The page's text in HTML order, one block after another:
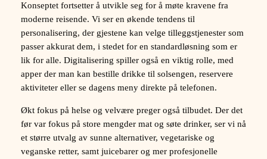
Konseptet fortsetter å utvikle seg for å møte kravene fra
moderne reisende. Vi ser en økende tendens til
personalisering, der gjestene kan velge tilleggstjenester som
passer akkurat dem, i stedet for en standardløsning som er
lik for alle. Digitalisering spiller også en viktig rolle, med
apper der man kan bestille drikke til solsengen, reservere
aktiviteter eller se dagens meny direkte på telefonen.
Økt fokus på helse og velvære preger også tilbudet. Der det
før var fokus på store mengder mat og søte drinker, ser vi nå
et større utvalg av sunne alternativer, vegetariske og
veganske retter, samt juicebarer og mer profesjonelle